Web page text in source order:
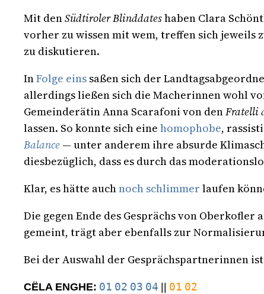
Mit denSüdtiroler Blinddateshaben Clara
vorher zu wissen mit wem, treffen sich jeweils
zu diskutieren.
InFolge eins saßen sich der
allerdings ließen sich die Macherinnen wohl
Gemeinderätin Anna Scarafoni von denFratelli
lassen. So konnte sich eine homophobe,
Balance — unter anderem ihre absurde
diesbezüglich, dass es durch das
Klar, es hätte auchnoch schlimmer laufen
Die gegen Ende des Gesprächs von
gemeint, trägt aber ebenfalls zur
Bei der Auswahl der Gesprächspartnerinnen
CËLA ENGHE: 01 02 03 04 01 02